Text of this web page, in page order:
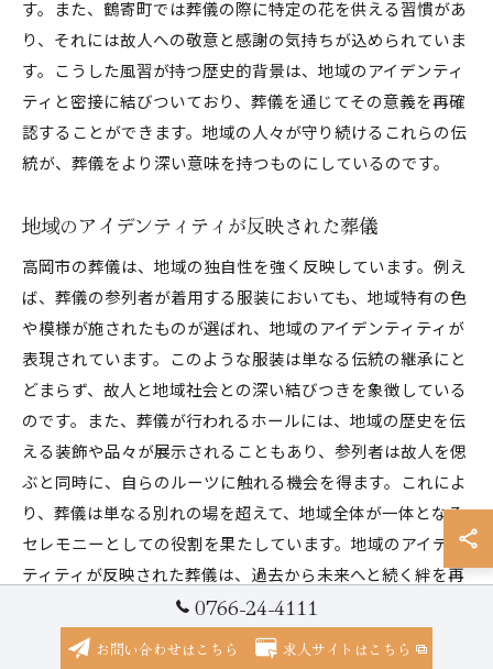
す。また、鶴寄町では葬儀の際に特定の花を供える習慣があ
り、それには故人への敬意と感謝の気持ちが込められていま
す。こうした風習が持つ歴史的背景は、地域のアイデンティ
ティと密接に結びついており、葬儀を通じてその意義を再確
認することができます。地域の人々が守り続けるこれらの伝
統が、葬儀をより深い意味を持つものにしているのです。
地域のアイデンティティが反映された葬儀
高岡市の葬儀は、地域の独自性を強く反映しています。例え
ば、葬儀の参列者が着用する服装においても、地域特有の色
や模様が施されたものが選ばれ、地域のアイデンティティが
表現されています。このような服装は単なる伝統の継承にと
どまらず、故人と地域社会との深い結びつきを象徴している
のです。また、葬儀が行われるホールには、地域の歴史を伝
える装飾や品々が展示されることもあり、参列者は故人を偲
ぶと同時に、自らのルーツに触れる機会を得ます。これによ
り、葬儀は単なる別れの場を超えて、地域全体が一体となる
セレモニーとしての役割を果たしています。地域のアイデン
ティティが反映された葬儀は、過去から未来へと続く絆を再
確認する貴重な場となっています。
0766-24-4111
お問い合わせはこちら 求人サイトはこちら